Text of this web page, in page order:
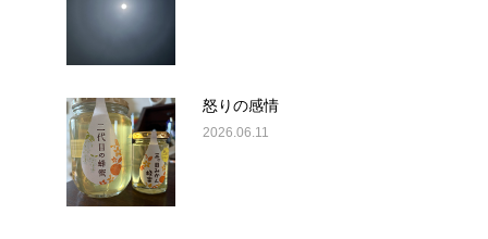
怒りの感情
2026.06.11